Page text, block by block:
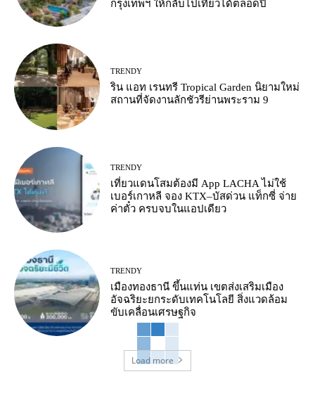
กรุงเทพฯ ให้กลับไปเที่ยวได้ตลอดปี
TRENDY
ริน แอท เรนทรี Tropical Garden นิยามใหม่
สถานที่จัดงานลักชัวรีย่านพระราม 9
TRENDY
เที่ยวแดนโสมต้องมี App LACHA ไม่ใช้
เบอร์เกาหลี จอง KTX–บัสด่วน แท็กซี่ จ่าย
ค่าตั๋ว ครบจบในแอปเดียว
TRENDY
เมืองทองธานี ขึ้นแท่น เขตส่งเสริมเมือง
อัจฉริยะยกระดับเทคโนโลยี สิ่งแวดล้อม
ขับเคลื่อนเศรษฐกิจ
Load more